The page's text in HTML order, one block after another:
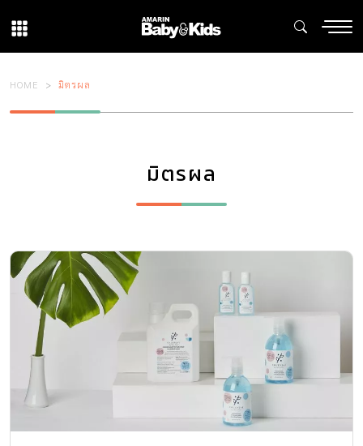
HOME มิตรผล
มิตรผล